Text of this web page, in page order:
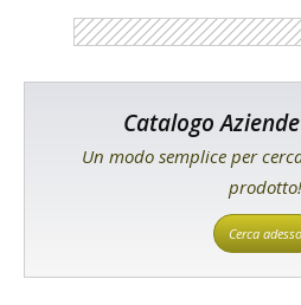
Catalogo
Un modo semplice per
prodotto!
Cerca adesso